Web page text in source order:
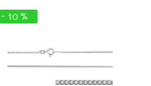
- 10 %